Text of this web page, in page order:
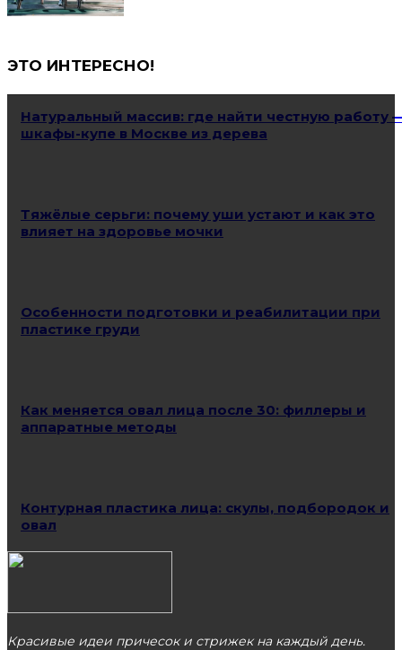
ЭТО ИНТЕРЕСНО!
Натуральный массив: где найти честную работу
шкафы-купе в Москве из дерева
Тяжёлые серьги: почему уши устают и как это
влияет на здоровье мочки
Особенности подготовки и реабилитации при
пластике груди
Как меняется овал лица после 30: филлеры и
аппаратные методы
Контурная пластика лица: скулы, подбородок и
овал
Красивые идеи причесок и стрижек на каждый день.